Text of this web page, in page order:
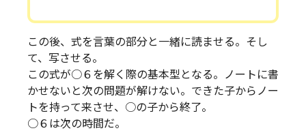
この後、式を言葉の部分と一緒に読ませる。そし
て、写させる。
この式が○６を解く際の基本型となる。ノートに書
かせないと次の問題が解けない。できた子からノー
トを持って来させ、○の子から終了。
○６は次の時間だ。